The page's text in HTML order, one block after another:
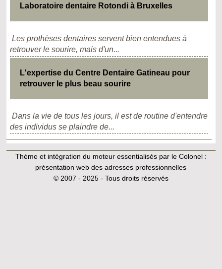
Laboratoire dentaire Rotondi à Bruxelles
Les prothèses dentaires servent bien entendues à
retrouver le sourire, mais d'un...
L'expertise du Centre Dentaire Gatineau pour
retrouver le plus beau sourire
Dans la vie de tous les jours, il est de routine d'entendre
des individus se plaindre de...
Thème et intégration du moteur essentialisés par le Colonel :
présentation web des adresses professionnelles
© 2007 - 2025 - Tous droits réservés